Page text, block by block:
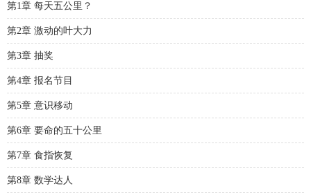
第1章 每天五公里？
第2章 激动的叶大力
第3章 抽奖
第4章 报名节目
第5章 意识移动
第6章 要命的五十公里
第7章 食指恢复
第8章 数学达人